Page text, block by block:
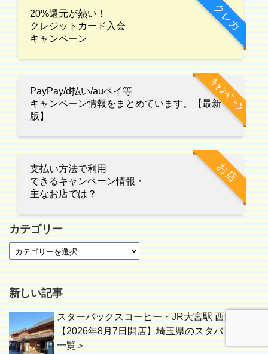
クレカ
20%還元が熱い！
クレジットカード入会
キャンペーン
ｷｬﾝﾍﾟｰﾝ
PayPay/d払い/auペイ等
キャンペーン情報をまとめています。【最新
版】
お店
支払い方法で利用
できるキャンペーン情報・
主なお店では？
カテゴリー
新しい記事
スターバックスコーヒー・JR大宮駅 西口店
【2026年8月7日開店】埼玉県のスタバ＜店舗
一覧＞